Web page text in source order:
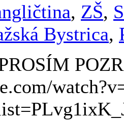
, ZŠ,
Bystrica,